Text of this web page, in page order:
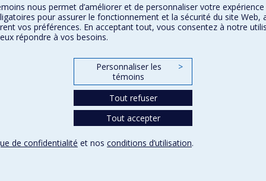
nous permet d’améliorer et de personnaliser votre
pour assurer le fonctionnement et la sécurité du site Web,
vos préférences. En acceptant tout, vous consentez à notre
répondre à vos besoins.
Personnaliser les
témoins
>
Tout refuser
Tout accepter
de confidentialité et nos conditions d’utilisation.